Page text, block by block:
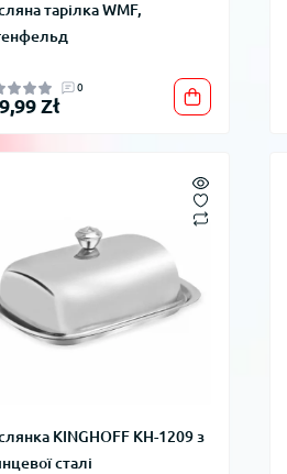
тарілка WMF,
0
Zł
KINGHOFF KH-1209 з
сталі